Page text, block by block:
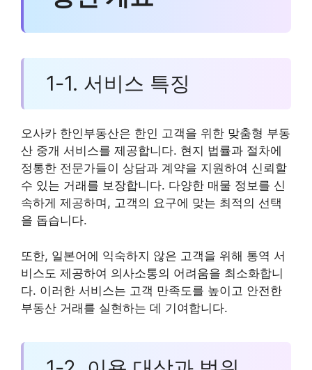
1-1. 서비스 특징
오사카 한인부동산은 한인 고객을 위한 맞춤형 부동
산 중개 서비스를 제공합니다. 현지 법률과 절차에
정통한 전문가들이 상담과 계약을 지원하여 신뢰할
수 있는 거래를 보장합니다. 다양한 매물 정보를 신
속하게 제공하며, 고객의 요구에 맞는 최적의 선택
을 돕습니다.
또한, 일본어에 익숙하지 않은 고객을 위해 통역 서
비스도 제공하여 의사소통의 어려움을 최소화합니
다. 이러한 서비스는 고객 만족도를 높이고 안전한
부동산 거래를 실현하는 데 기여합니다.